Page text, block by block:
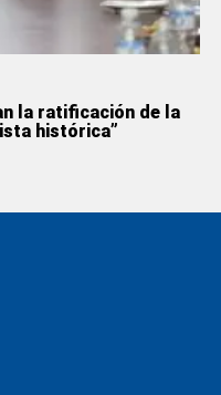
la ratificación de la
histórica”